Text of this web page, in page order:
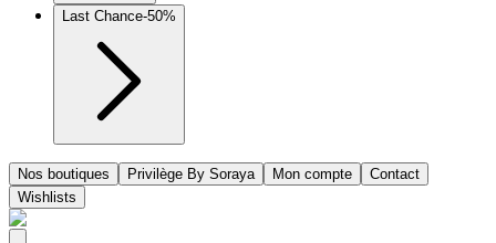
Last Chance-50%
Nos boutiques Privilège By Soraya Mon compte
Contact
Wishlists